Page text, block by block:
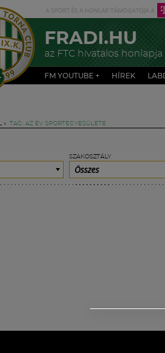
FRADI.HU
az FTC hivatalos honlapja
FM YOUTUBE + HÍREK
» TAG: AZ ÉV SPORTEGYESÜLETE
SZAKOSZTÁLY
Összes